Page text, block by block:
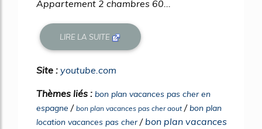
Appartement 2 chambres 60...
LIRE LA SUITE
Site : youtube.com
Thèmes liés : bon plan vacances pas cher en
espagne / bon plan vacances pas cher aout/bon plan
location vacances pas cher/ bon plan vacances